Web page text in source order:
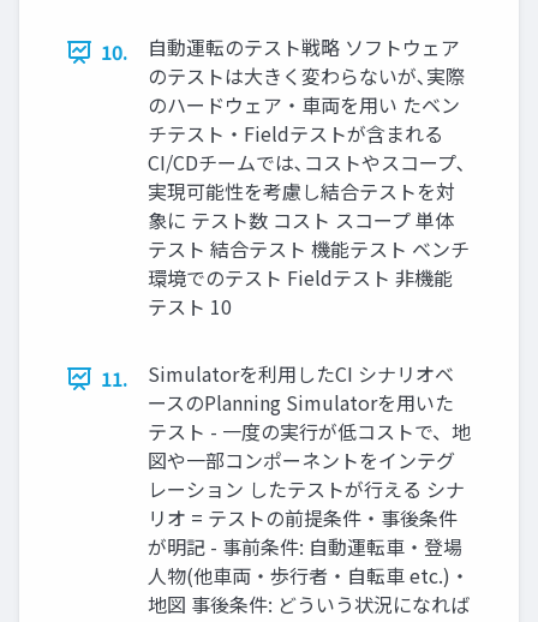
10.
自動運転のテスト戦略 ソフトウェア
のテストは大きく変わらないが､実際
のハードウェア・車両を用い たベン
チテスト・Fieldテストが含まれる
CI/CDチームでは､コストやスコープ､
実現可能性を考慮し結合テストを対
象に テスト数 コスト スコープ 単体
テスト 結合テスト 機能テスト ベンチ
環境でのテスト Fieldテスト 非機能
テスト 10
11.
Simulatorを利用したCI シナリオベ
ースのPlanning Simulatorを用いた
テスト - 一度の実行が低コストで、地
図や一部コンポーネントをインテグ
レーション したテストが行える シナ
リオ = テストの前提条件・事後条件
が明記 - 事前条件: 自動運転車・登場
人物(他車両・歩行者・自転車 etc.)・
地図 事後条件: どういう状況になれば